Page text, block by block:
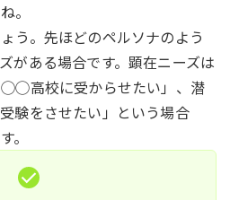
。
う。先ほどのペルソナのよう
がある場合です。顕在ニーズは
◯◯高校に受からせたい」、潜
験をさせたい」という場合
。